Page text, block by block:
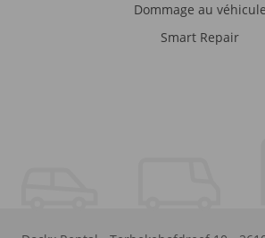
Dommage au véhicule
Smart Repair